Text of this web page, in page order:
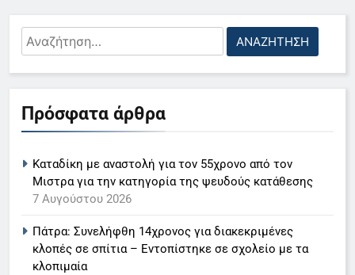
Αναζήτηση
για:
Πρόσφατα άρθρα
Καταδίκη με αναστολή για τον 55χρονο από τον
Μιστρα για την κατηγορία της ψευδούς κατάθεσης
7 Αυγούστου 2026
Πάτρα: Συνελήφθη 14χρονος για διακεκριμένες
κλοπές σε σπίτια – Εντοπίστηκε σε σχολείο με τα
κλοπιμαία
5
Ο Παναγιώτης Στάθης στο
ειδήσεων της ΕΡΤ
LIFESTYLE-MEDIA
Στον ΑΝΤ1 η Σία Κοσιώνη- Η
ανακοίνωση του σταθμού